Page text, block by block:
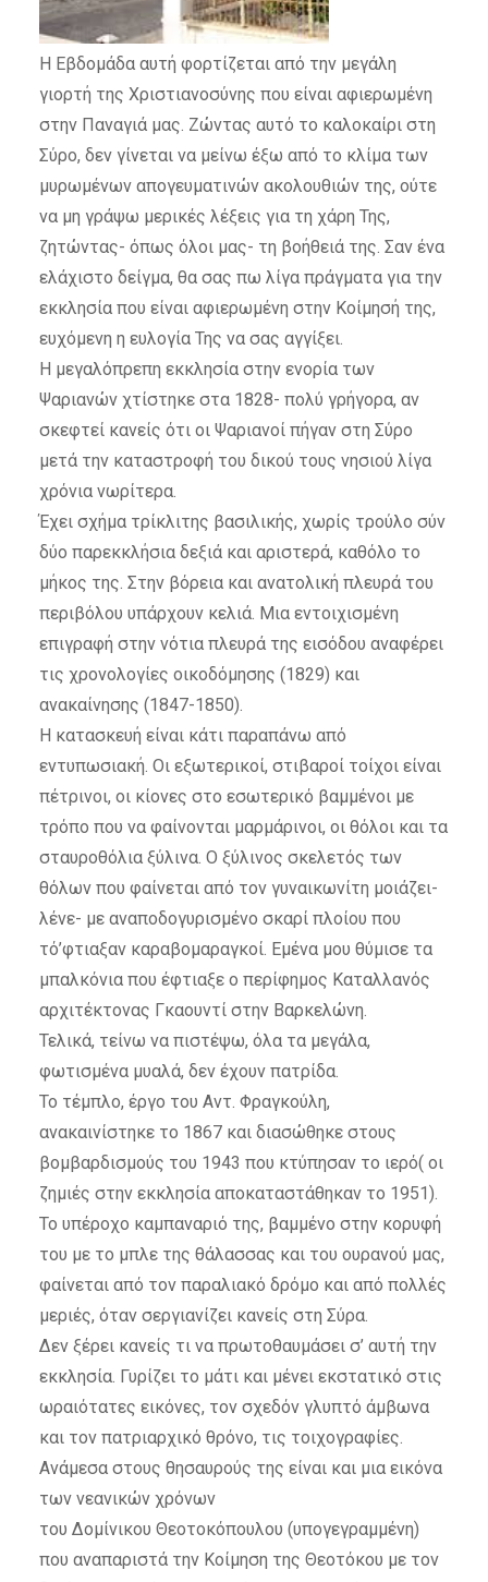
Η Εβδομάδα αυτή φορτίζεται από την μεγάλη
γιορτή της Χριστιανοσύνης που είναι αφιερωμένη
στην Παναγιά μας. Ζώντας αυτό το καλοκαίρι στη
Σύρο, δεν γίνεται να μείνω έξω από το κλίμα των
μυρωμένων απογευματινών ακολουθιών της, ούτε
να μη γράψω μερικές λέξεις για τη χάρη Της,
ζητώντας- όπως όλοι μας- τη βοήθειά της. Σαν ένα
ελάχιστο δείγμα, θα σας πω λίγα πράγματα για την
εκκλησία που είναι αφιερωμένη στην Κοίμησή της,
ευχόμενη η ευλογία Της να σας αγγίξει.
Η μεγαλόπρεπη εκκλησία στην ενορία των
Ψαριανών χτίστηκε στα 1828- πολύ γρήγορα, αν
σκεφτεί κανείς ότι οι Ψαριανοί πήγαν στη Σύρο
μετά την καταστροφή του δικού τους νησιού λίγα
χρόνια νωρίτερα.
Έχει σχήμα τρίκλιτης βασιλικής, χωρίς τρούλο σύν
δύο παρεκκλήσια δεξιά και αριστερά, καθόλο το
μήκος της. Στην βόρεια και ανατολική πλευρά του
περιβόλου υπάρχουν κελιά. Μια εντοιχισμένη
επιγραφή στην νότια πλευρά της εισόδου αναφέρει
τις χρονολογίες οικοδόμησης (1829) και
ανακαίνησης (1847-1850).
Η κατασκευή είναι κάτι παραπάνω από
εντυπωσιακή. Οι εξωτερικοί, στιβαροί τοίχοι είναι
πέτρινοι, οι κίονες στο εσωτερικό βαμμένοι με
τρόπο που να φαίνονται μαρμάρινοι, οι θόλοι και τα
σταυροθόλια ξύλινα. Ο ξύλινος σκελετός των
θόλων που φαίνεται από τον γυναικωνίτη μοιάζει-
λένε- με αναποδογυρισμένο σκαρί πλοίου που
τό’φτιαξαν καραβομαραγκοί. Εμένα μου θύμισε τα
μπαλκόνια που έφτιαξε ο περίφημος Καταλλανός
αρχιτέκτονας Γκαουντί στην Βαρκελώνη.
Τελικά, τείνω να πιστέψω, όλα τα μεγάλα,
φωτισμένα μυαλά, δεν έχουν πατρίδα.
Το τέμπλο, έργο του Αντ. Φραγκούλη,
ανακαινίστηκε το 1867 και διασώθηκε στους
βομβαρδισμούς του 1943 που κτύπησαν το ιερό( οι
ζημιές στην εκκλησία αποκαταστάθηκαν το 1951).
Το υπέροχο καμπαναριό της, βαμμένο στην κορυφή
του με το μπλε της θάλασσας και του ουρανού μας,
φαίνεται από τον παραλιακό δρόμο και από πολλές
μεριές, όταν σεργιανίζει κανείς στη Σύρα.
Δεν ξέρει κανείς τι να πρωτοθαυμάσει σ’ αυτή την
εκκλησία. Γυρίζει το μάτι και μένει εκστατικό στις
ωραιότατες εικόνες, τον σχεδόν γλυπτό άμβωνα
και τον πατριαρχικό θρόνο, τις τοιχογραφίες.
Ανάμεσα στους θησαυρούς της είναι και μια εικόνα
των νεανικών χρόνων
του Δομίνικου Θεοτοκόπουλου (υπογεγραμμένη)
που αναπαριστά την Κοίμηση της Θεοτόκου με τον